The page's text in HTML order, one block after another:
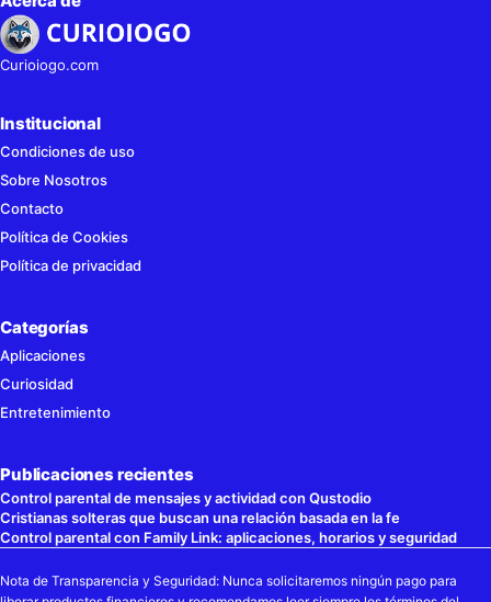
Curioiogo.com
Institucional
Condiciones de uso
Sobre Nosotros
Contacto
Política de Cookies
Política de privacidad
Categorías
Aplicaciones
Curiosidad
Entretenimiento
Publicaciones recientes
Control parental de mensajes y actividad con Qustodio
Cristianas solteras que buscan una relación basada en la fe
Control parental con Family Link: aplicaciones, horarios y seguridad
Nota de Transparencia y Seguridad: Nunca solicitaremos ningún pago para